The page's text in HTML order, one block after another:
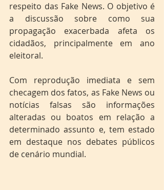
respeito das Fake News. O objetivo é
a discussão sobre como sua
propagação exacerbada afeta os
cidadãos, principalmente em ano
eleitoral.
Com reprodução imediata e sem
checagem dos fatos, as Fake News ou
notícias falsas são informações
alteradas ou boatos em relação a
determinado assunto e, tem estado
em destaque nos debates públicos
de cenário mundial.